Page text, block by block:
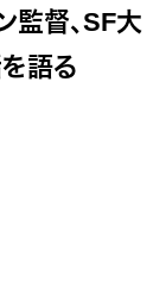
監督、SF大
語る